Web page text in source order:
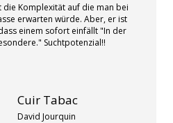
die Komplexität auf die man bei
erwarten würde. Aber, er ist
einem sofort einfällt "In der
Suchtpotenzial!!
Cuir Tabac
David Jourquin